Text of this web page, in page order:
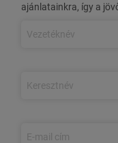
AZ AJÁNLAT
alapfelszereltségű
ajánlatainkra, így a